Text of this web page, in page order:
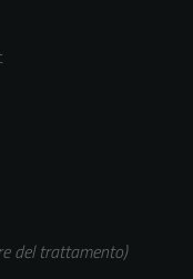
del trattamento)